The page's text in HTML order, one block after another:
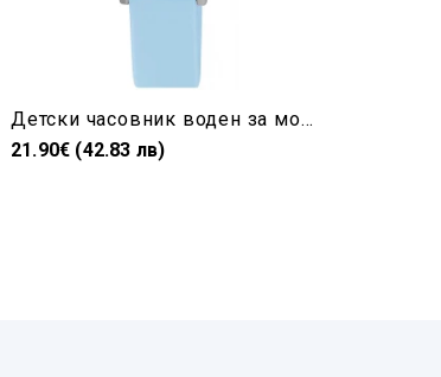
Детски часовник воден за момче Q&Q- VS49J006Y
21.90€ (42.83 лв)